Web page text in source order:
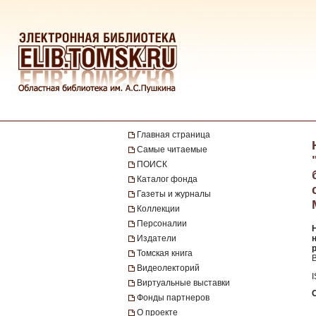
Главная страница
Самые читаемые
ПОИСК
Каталог фонда
Газеты и журналы
Коллекции
Персоналии
Издатели
Томская книга
Видеолекторий
Виртуальные выставки
Фонды партнеров
О проекте